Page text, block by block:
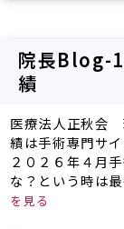
院長Blog-
績
医療法人正秋
績は手術専門サ
２０２６年４月
な？という時は